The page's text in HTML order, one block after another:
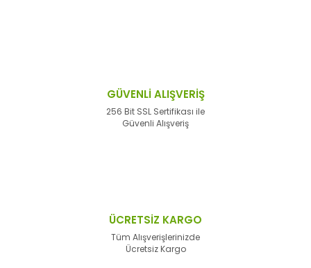
GÜVENLİ ALIŞVERİŞ
256 Bit SSL Sertifikası ile
Güvenli Alışveriş
ÜCRETSİZ KARGO
Tüm Alışverişlerinizde
Ücretsiz Kargo